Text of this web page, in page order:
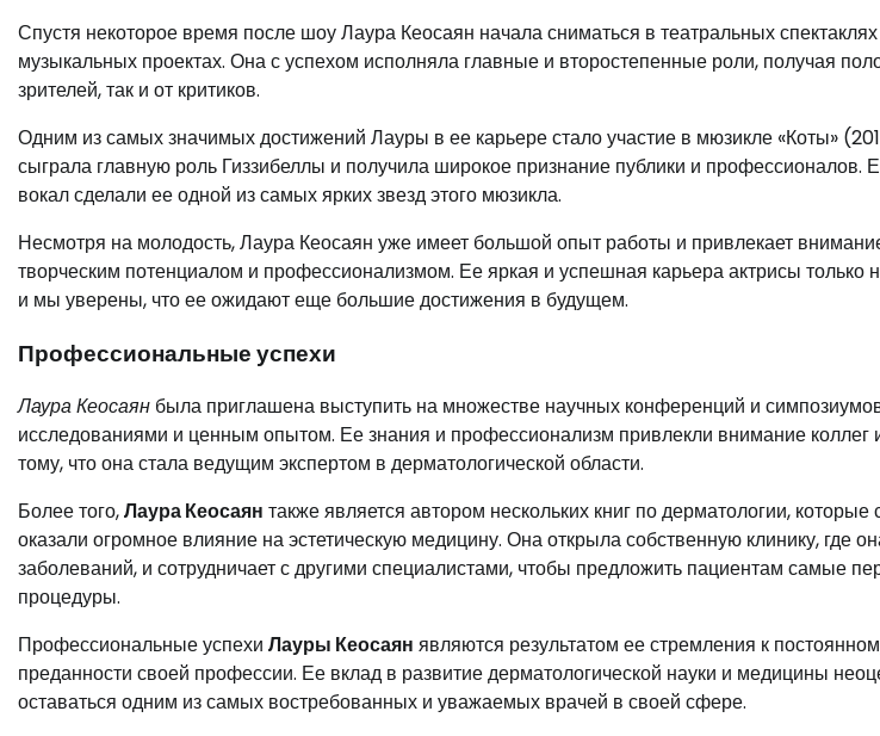
Спустя некоторое время после шоу Лаура Кеосаян начала сниматься в театральных спектаклях
музыкальных проектах. Она с успехом исполняла главные и второстепенные роли, получая
зрителей, так и от критиков.
Одним из самых значимых достижений Лауры в ее карьере стало участие в мюзикле «Коты»
сыграла главную роль Гиззибеллы и получила широкое признание публики и профессионалов.
вокал сделали ее одной из самых ярких звезд этого мюзикла.
Несмотря на молодость, Лаура Кеосаян уже имеет большой опыт работы и привлекает
творческим потенциалом и профессионализмом. Ее яркая и успешная карьера актрисы только
и мы уверены, что ее ожидают еще большие достижения в будущем.
Профессиональные успехи
Лаура Кеосаян была приглашена выступить на множестве научных конференций и
исследованиями и ценным опытом. Ее знания и профессионализм привлекли внимание коллег
тому, что она стала ведущим экспертом в дерматологической области.
Более того,Лаура Кеосаян также является автором нескольких книг по дерматологии, которые
оказали огромное влияние на эстетическую медицину. Она открыла собственную клинику, где
заболеваний, и сотрудничает с другими специалистами, чтобы предложить пациентам самые
процедуры.
Профессиональные успехи Лауры Кеосаян являются результатом ее стремления к
преданности своей профессии. Ее вклад в развитие дерматологической науки и медицины
оставаться одним из самых востребованных и уважаемых врачей в своей сфере.